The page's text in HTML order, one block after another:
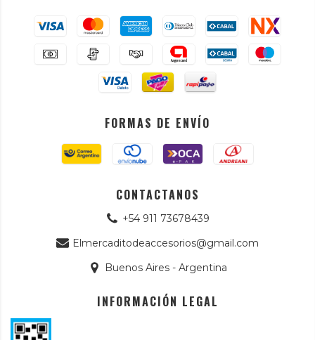
FORMAS DE ENVÍO
CONTACTANOS
+54 911 73678439
Elmercaditodeaccesorios@gmail.com
Buenos Aires - Argentina
INFORMACIÓN LEGAL